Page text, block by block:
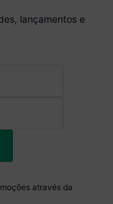
lançamentos e
através da